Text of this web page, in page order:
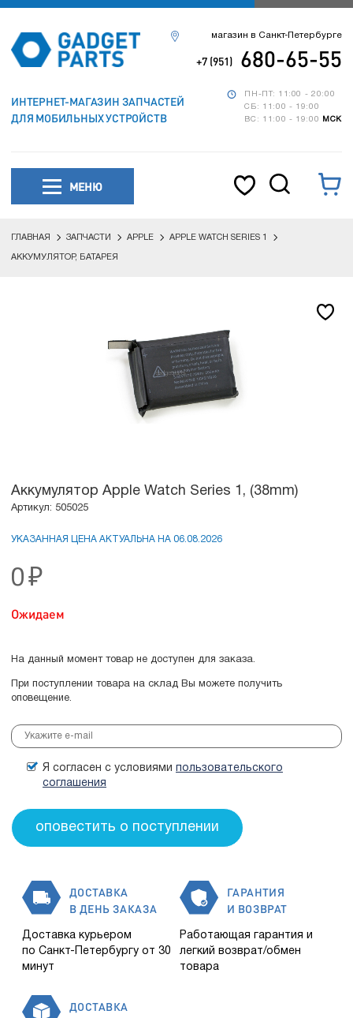
ИНТЕРНЕТ-МАГАЗИН ЗАПЧАСТЕЙ
ДЛЯ МОБИЛЬНЫХ УСТРОЙСТВ
ПН-ПТ: 11:00 - 20:00
СБ: 11:00 - 19:00
ВС: 11:00 - 19:00
МСК
магазин в Санкт-Петербурге
+7 (951) 680-65-55
МЕНЮ
ГЛАВНАЯ ЗАПЧАСТИ APPLE APPLE WATCH SERIES 1
АККУМУЛЯТОР, БАТАРЕЯ
Аккумулятор Apple Watch Series 1, (38mm)
Артикул: 505025
УКАЗАННАЯ ЦЕНА АКТУАЛЬНА НА 06.08.2026
0 ₽
Ожидаем
На данный момент товар не доступен для заказа.
При поступлении товара на склад Вы можете получить
оповещение.
Я согласен с условиями пользовательского
соглашения
ДОСТАВКА
В ДЕНЬ ЗАКАЗА
Доставка курьером
по Санкт-Петербургу от 30
минут
ГАРАНТИЯ
И ВОЗВРАТ
Работающая гарантия и
легкий возврат/обмен
товара
ДОСТАВКА